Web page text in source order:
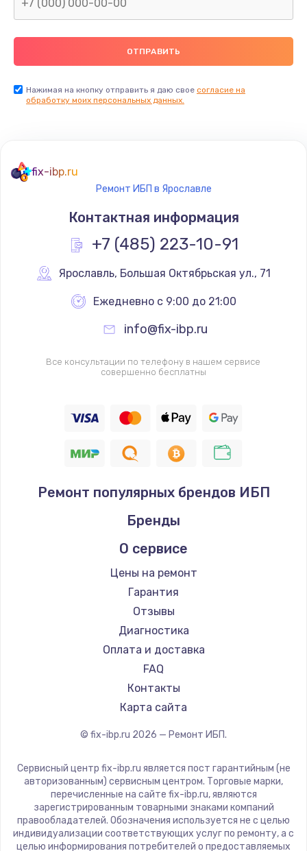
Нажимая на кнопку отправить я даю свое согласие на
обработку моих персональных данных.
fix-ibp.ru
Ремонт ИБП в Ярославле
Контактная информация
+7 (485) 223-10-91
Ярославль, Большая Октябрьская ул., 71
Ежедневно с 9:00 до 21:00
info@fix-ibp.ru
Все консультации по телефону в нашем сервисе
совершенно бесплатны
Ремонт популярных брендов ИБП
Бренды
О сервисе
Цены на ремонт
Гарантия
Отзывы
Диагностика
Оплата и доставка
FAQ
Контакты
Карта сайта
© fix-ibp.ru 2026 — Ремонт ИБП.
Сервисный центр fix-ibp.ru является пост гарантийным (не
авторизованным) сервисным центром. Торговые марки,
перечисленные на сайте fix-ibp.ru, являются
зарегистрированным товарными знаками компаний
правообладателей. Обозначения используется не с целью
индивидуализации соответствующих услуг по ремонту, а с
целью информирования потребителей о предоставляемых